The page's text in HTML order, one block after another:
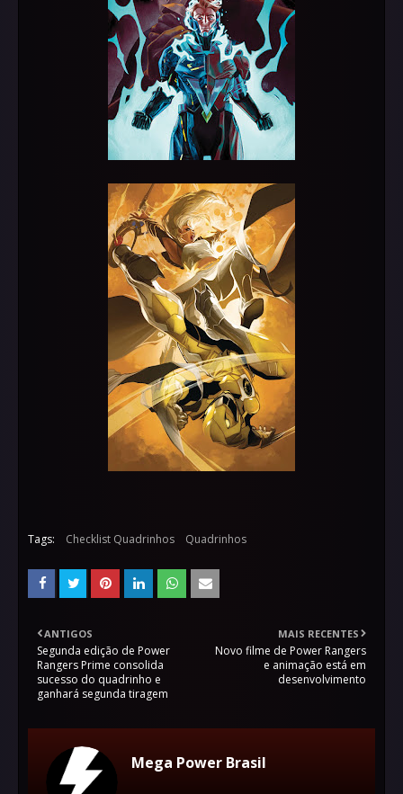
Tags: Checklist Quadrinhos Quadrinhos
MAIS RECENTES
Novo filme de Power Rangers
e animação está em
desenvolvimento
ANTIGOS
Segunda edição de Power
Rangers Prime consolida
sucesso do quadrinho e
ganhará segunda tiragem
Mega Power Brasil